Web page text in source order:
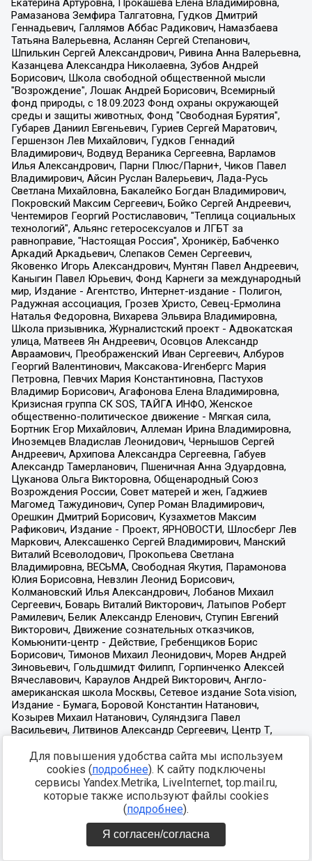
Для повышения удобства сайта мы используем
cookies (подробнее). К сайту подключены
сервисы Yandex.Metrika, LiveInternet, top.mail.ru,
которые также используют файлы cookies
(подробнее).
Я согласен/согласна